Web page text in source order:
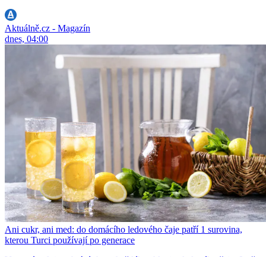
Aktuálně.cz - Magazín
dnes, 04:00
Ani cukr, ani med: do domácího ledového čaje patří 1 surovina,
kterou Turci používají po generace